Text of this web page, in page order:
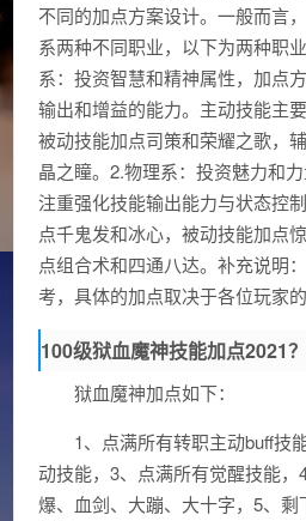
不同的加点方案设计。一般而言
系两种不同职业，以下为两种职
系：投资智慧和精神属性，加点
输出和增益的能力。主动技能主
被动技能加点司策和荣耀之歌，
晶之瞳。2.物理系：投资魅力和
注重强化技能输出能力与状态控
点千鬼发和冰心，被动技能加点
点组合术和四通八达。补充说明
考，具体的加点取决于各位玩家
100级狱血魔神技能加点2021？
狱血魔神加点如下：
1、点满所有转职主动buff技
动技能，3、点满所有觉醒技能，
爆、血剑、大蹦、大十字，5、